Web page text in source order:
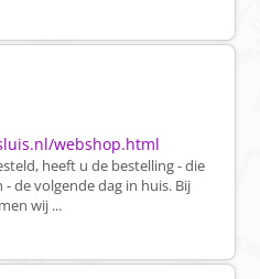
webshop.html
heeft u de bestelling - die
de volgende dag in huis. Bij
wij ...